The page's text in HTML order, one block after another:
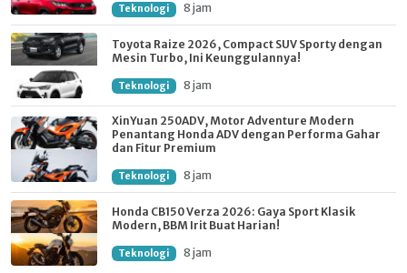
Teknologi 8 jam
Toyota Raize 2026, Compact SUV Sporty dengan
Mesin Turbo, Ini Keunggulannya!
Teknologi 8 jam
XinYuan 250ADV, Motor Adventure Modern
Penantang Honda ADV dengan Performa Gahar
dan Fitur Premium
Teknologi 8 jam
Honda CB150 Verza 2026: Gaya Sport Klasik
Modern, BBM Irit Buat Harian!
Teknologi 8 jam